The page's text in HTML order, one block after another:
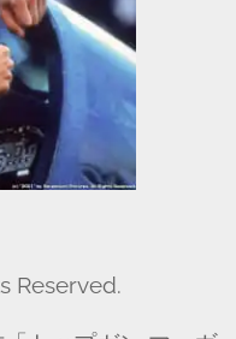
Reserved.